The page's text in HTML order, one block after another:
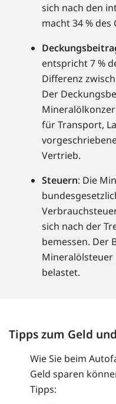
sich nach den
macht 34 % des
entspricht 7 %
Differenz
Der
für Transport,
Vertrieb.
Steuern: Die
sich nach der
bemessen. Der
Mineralölsteuer
belastet.
Tipps zum Geld
Wie Sie beim
Geld sparen
Tipps: